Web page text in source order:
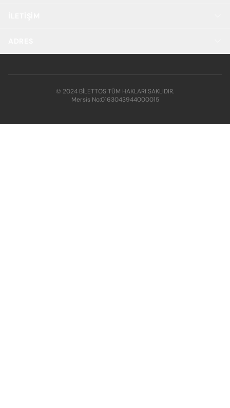
© 2024 BİLETTOS TÜM HAKLARI SAKLIDIR.
Mersis No:0163043944000015